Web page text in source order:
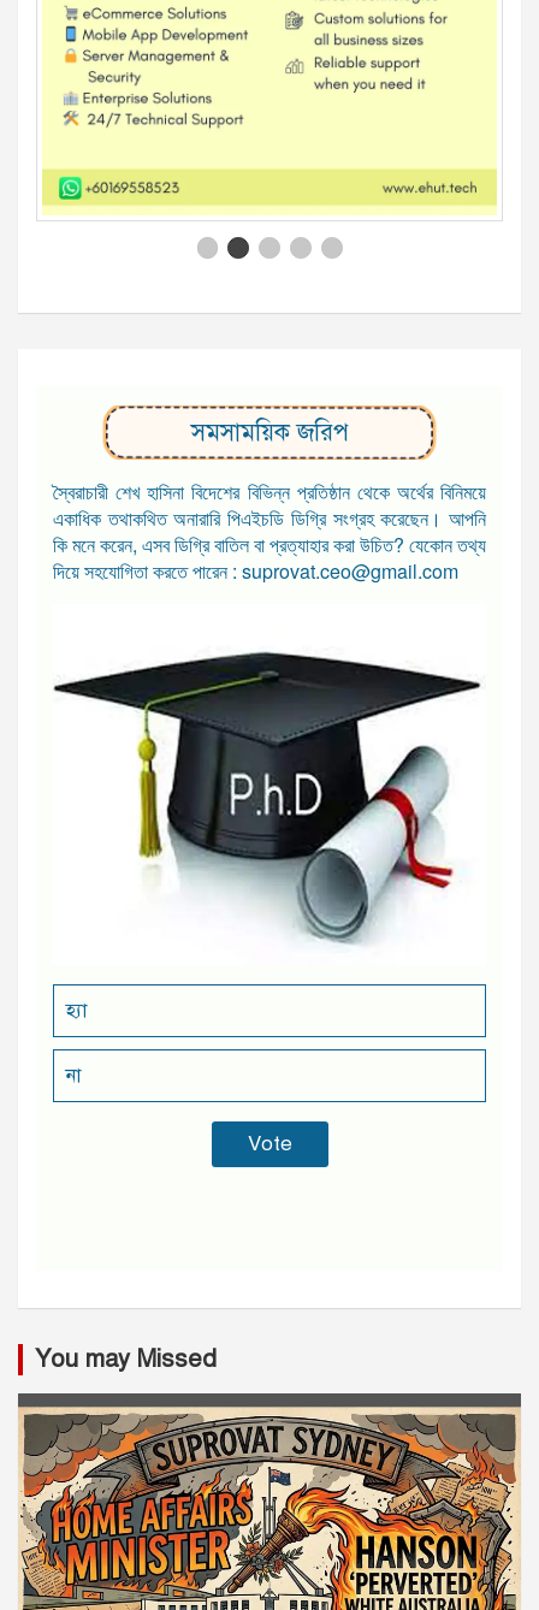
সমসাময়িক জরিপ
স্বৈরাচারী শেখ হাসিনা বিদেশের বিভিন্ন প্রতিষ্ঠান থেকে অর্থের বিনিময়ে
একাধিক তথাকথিত অনারারি পিএইচডি ডিগ্রি সংগ্রহ করেছেন। আপনি
কি মনে করেন, এসব ডিগ্রি বাতিল বা প্রত্যাহার করা উচিত? যেকোন তথ্য
দিয়ে সহযোগিতা করতে পারেন : suprovat.ceo@gmail.com
হ্যা
না
You may Missed